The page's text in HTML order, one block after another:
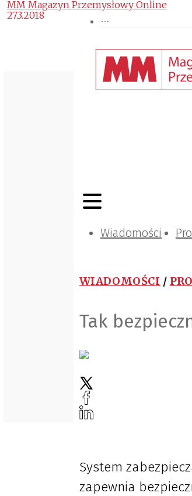
Wiadomości
WIADOMOŚCI /
Tak
MM Magazyn Przemysłowy Online
27.3.2018
System
zapewnia